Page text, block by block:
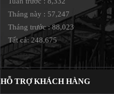
Tháng này : 57,247
Tháng trước : 88,023
Tất cả: 248,675
HỖ TRỢ KHÁCH HÀNG